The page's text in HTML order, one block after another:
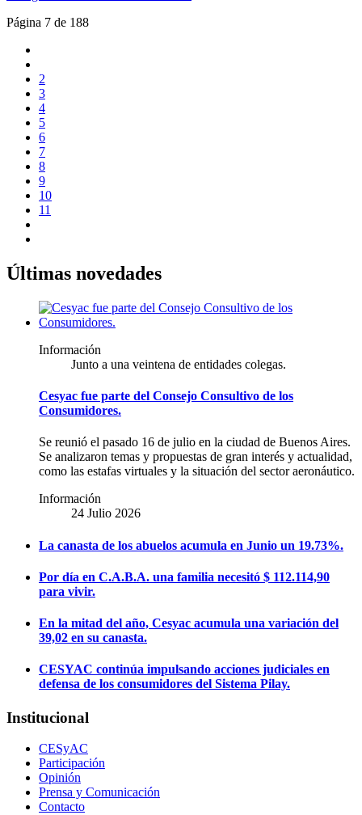
Página 7 de 188
2
3
4
5
6
7
8
9
10
11
Últimas novedades
Información
Junto a una veintena de entidades colegas.
Cesyac fue parte del Consejo Consultivo de los
Consumidores.
Se reunió el pasado 16 de julio en la ciudad de Buenos Aires.
Se analizaron temas y propuestas de gran interés y actualidad,
como las estafas virtuales y la situación del sector aeronáutico.
Información
24 Julio 2026
La canasta de los abuelos acumula en Junio un 19.73%.
Por día en C.A.B.A. una familia necesitó $ 112.114,90
para vivir.
En la mitad del año, Cesyac acumula una variación del
39,02 en su canasta.
CESYAC continúa impulsando acciones judiciales en
defensa de los consumidores del Sistema Pilay.
Institucional
CESyAC
Participación
Opinión
Prensa y Comunicación
Contacto